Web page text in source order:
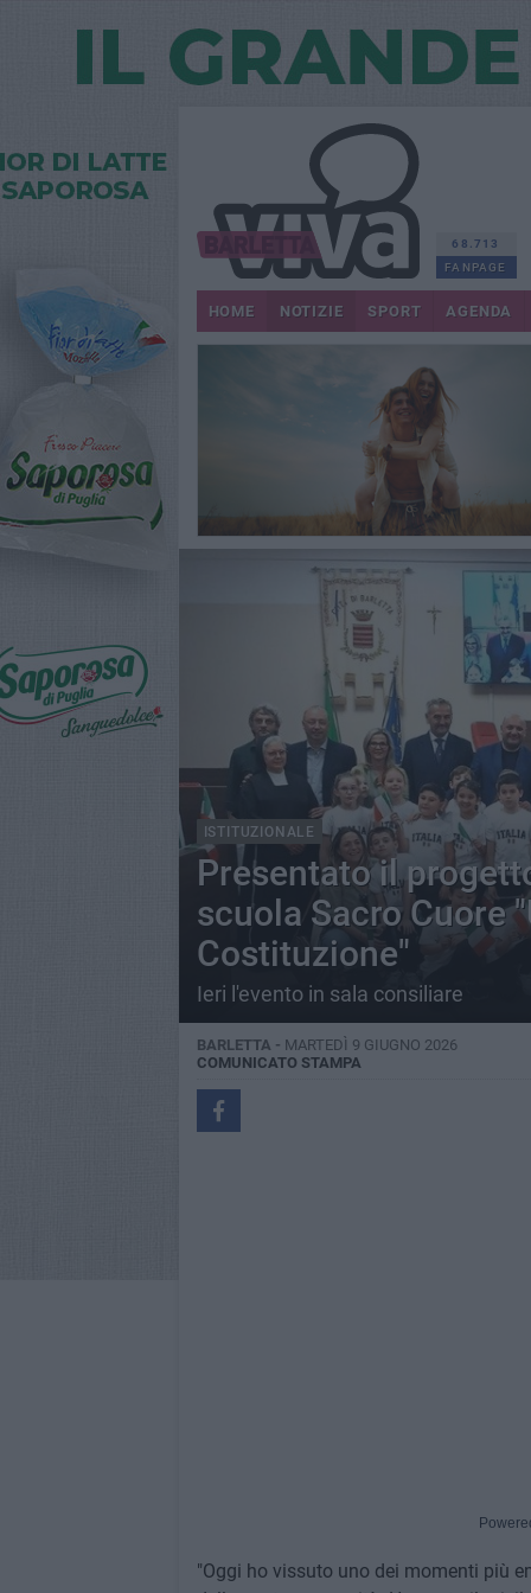
68.713
FANPAGE
HOME NOTIZIE SPORT AGENDA
ISTITUZIONALE
Presentato il
scuola Sacro Cuore
Costituzione"
Ieri l'evento in sala consiliare
BARLETTA - MARTEDÌ 9 GIUGNO 2026
COMUNICATO STAMPA
"Oggi ho vissuto uno dei momenti più